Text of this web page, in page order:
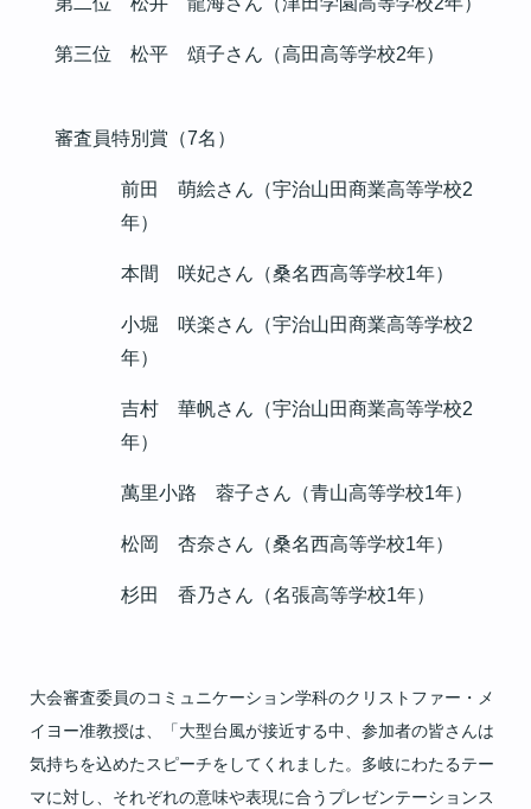
第三位 松平 頌子さん（高田高等学校2年）
審査員特別賞（7名）
前田 萌絵さん（宇治山田商業高等学校2
年）
本間 咲妃さん（桑名西高等学校1年）
小堀 咲楽さん（宇治山田商業高等学校2
年）
吉村 華帆さん（宇治山田商業高等学校2
年）
萬里小路 蓉子さん（青山高等学校1年）
松岡 杏奈さん（桑名西高等学校1年）
杉田 香乃さん（名張高等学校1年）
大会審査委員のコミュニケーション学科のクリストファー・メ
イヨー准教授は、「大型台風が接近する中、参加者の皆さんは
気持ちを込めたスピーチをしてくれました。多岐にわたるテー
マに対し、それぞれの意味や表現に合うプレゼンテーションス